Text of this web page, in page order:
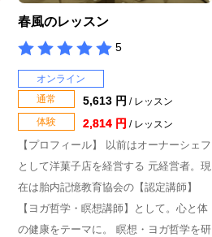
春風のレッスン
5
オンライン
通常
5,613 円 / レッスン
体験
2,814 円 / レッスン
【プロフィール】 以前はオーナーシェフ
として洋菓子店を経営する 元経営者。現
在は胎内記憶教育協会の【認定講師】
【ヨガ哲学・瞑想講師】として。心と体
の健康をテーマに。 瞑想・ヨガ哲学を研